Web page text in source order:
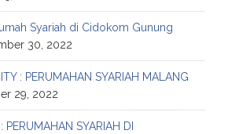
Syariah di Cidokom Gunung
30, 2022
: PERUMAHAN SYARIAH MALANG
29, 2022
SYARIAH DI